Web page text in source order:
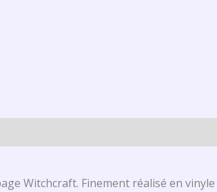
Witchcraft. Finement réalisé en